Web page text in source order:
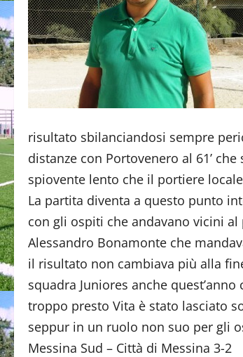
risultato sbilanciandosi sempre
distanze con Portovenero al 61’
spiovente lento che il portiere
La partita diventa a questo punto
con gli ospiti che andavano vicini
Alessandro Bonamonte che
il risultato non cambiava più alla
squadra Juniores anche
troppo presto Vita è stato lasciato
seppur in un ruolo non suo per gli
Messina Sud – Città di Messina 3-2